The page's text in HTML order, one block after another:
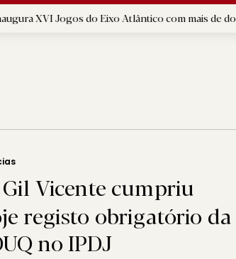
do Eixo Atlântico com mais de dois mil atletas
Gil Vicente cumpriu
registo obrigatório da
no IPDJ